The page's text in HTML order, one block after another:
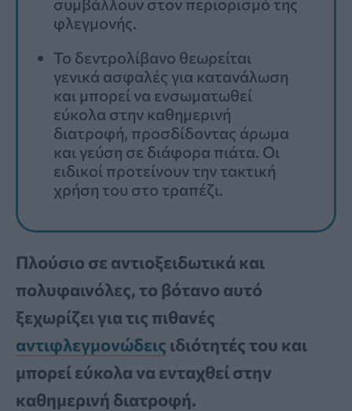
φλεγμονής.
Το δεντρολίβανο θεωρείται
γενικά ασφαλές για κατανάλωση
και μπορεί να ενσωματωθεί
εύκολα στην καθημερινή
διατροφή, προσδίδοντας άρωμα
και γεύση σε διάφορα πιάτα. Οι
ειδικοί προτείνουν την τακτική
χρήση του στο τραπέζι.
Πλούσιο σε αντιοξειδωτικά και
πολυφαινόλες, το βότανο αυτό
ξεχωρίζει για τις πιθανές
αντιφλεγμονώδεις ιδιότητές του και
μπορεί εύκολα να ενταχθεί στην
καθημερινή διατροφή.